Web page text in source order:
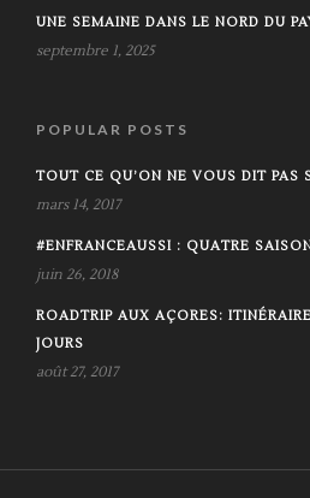
UNE SEMAINE DANS LE NORD DU
septembre 1, 2025
POPULAR POSTS
TOUT CE QU’ON NE VOUS DIT PAS
mars 14, 2017
#ENFRANCEAUSSI : QUATRE
juin 26, 2018
ROADTRIP AUX AÇORES:
JOURS
août 27, 2017